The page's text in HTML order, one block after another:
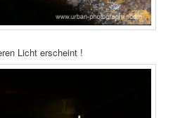
Licht erscheint !